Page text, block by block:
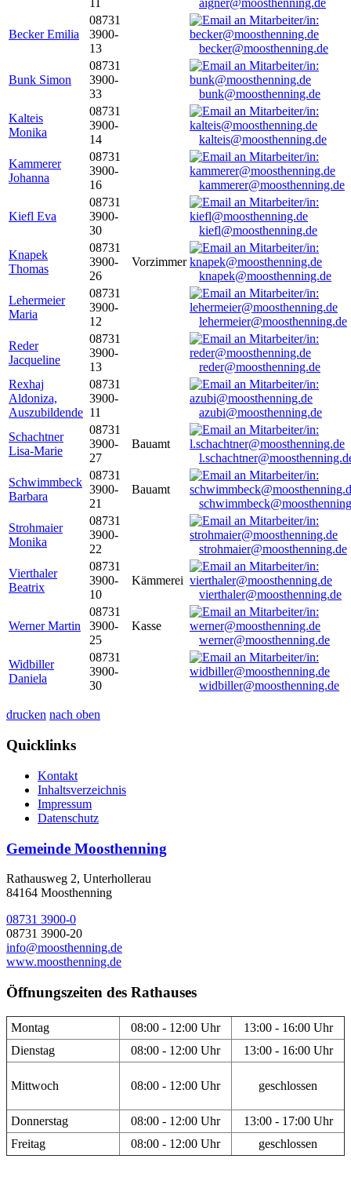
aigner@moosthenning.de
Becker Emilia
08731
3900-
13
becker@moosthenning.de
Bunk Simon
08731
3900-
33
bunk@moosthenning.de
Kalteis
Monika
08731
3900-
14
kalteis@moosthenning.de
Kammerer
Johanna
08731
3900-
16
kammerer@moosthenning.de
Kiefl Eva
08731
3900-
30
kiefl@moosthenning.de
Knapek
Thomas
08731
3900-
26
Vorzimmer
knapek@moosthenning.de
Lehermeier
Maria
08731
3900-
12
lehermeier@moosthenning.de
Reder
Jacqueline
08731
3900-
13
reder@moosthenning.de
Rexhaj
Aldoniza,
Auszubildende
08731
3900-
11
azubi@moosthenning.de
Schachtner
Lisa-Marie
08731
3900-
27
Bauamt
Schwimmbeck
Barbara
08731
3900-
21
Bauamt
Strohmaier
Monika
08731
3900-
22
strohmaier@moosthenning.de
Vierthaler
Beatrix
08731
3900-
10
Kämmerei
vierthaler@moosthenning.de
Werner Martin
08731
3900-
25
Kasse
werner@moosthenning.de
Widbiller
Daniela
08731
3900-
30
widbiller@moosthenning.de
drucken nach oben
Quicklinks
Kontakt
Inhaltsverzeichnis
Impressum
Datenschutz
Gemeinde Moosthenning
Rathausweg 2, Unterhollerau
84164 Moosthenning
08731 3900-0
08731 3900-20
info@moosthenning.de
www.moosthenning.de
Öffnungszeiten des Rathauses
Montag 08:00 - 12:00 Uhr
13:00 - 16:00 Uhr
Dienstag
08:00 - 12:00 Uhr 13:00 - 16:00 Uhr
Mittwoch 08:00 - 12:00 Uhr geschlossen
Donnerstag 08:00 - 12:00 Uhr
13:00 - 17:00 Uhr
Freitag
08:00 - 12:00 Uhr geschlossen